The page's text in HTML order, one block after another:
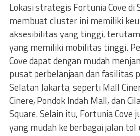
Lokasi strategis Fortunia Cove di
membuat cluster ini memiliki
aksesibilitas yang tinggi,
yang memiliki mobilitas tinggi.
Cove dapat dengan mudah
pusat perbelanjaan dan fasilitas
Selatan Jakarta, seperti Mall
Cinere, Pondok Indah Mall, dan
Square. Selain itu, Fortunia Cove
yang mudah ke berbagai jalan